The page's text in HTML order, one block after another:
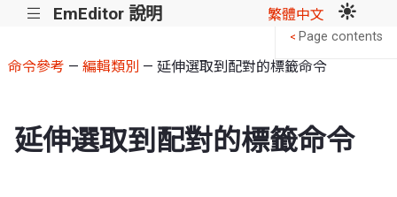
||| EmEditor 說明 繁體中文
命令參考 — 編輯類別 — 延伸選取到配對的標籤命令
延伸選取到配對的標籤命令
< Page contents